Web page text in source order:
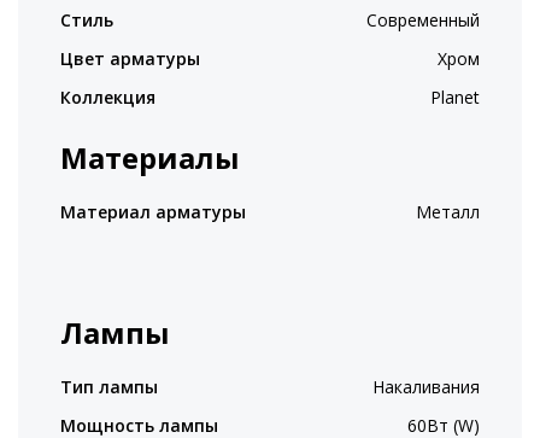
Стиль
Современный
Цвет арматуры
Хром
Коллекция
Planet
Материалы
Материал арматуры Металл
Лампы
Тип лампы
Накаливания
Мощность лампы
60Вт (W)